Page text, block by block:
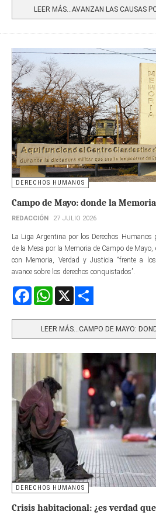
LEER MÁS…AVANZAN LAS CAUSAS
DERECHOS HUMANOS
Campo de Mayo: donde la
REDACCIÓN 27 JULIO 2026
La Liga Argentina por los Derechos Humanos
de la Mesa por la Memoria de Campo de
con Memoria, Verdad y Justicia “frente a
avance sobre los derechos conquistados”.
FacebookWhatsApp
LEER MÁS…CAMPO DE MAYO:
DERECHOS HUMANOS
Crisis habitacional: ¿es verdad